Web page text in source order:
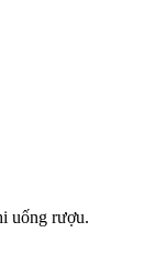
uống rượu.